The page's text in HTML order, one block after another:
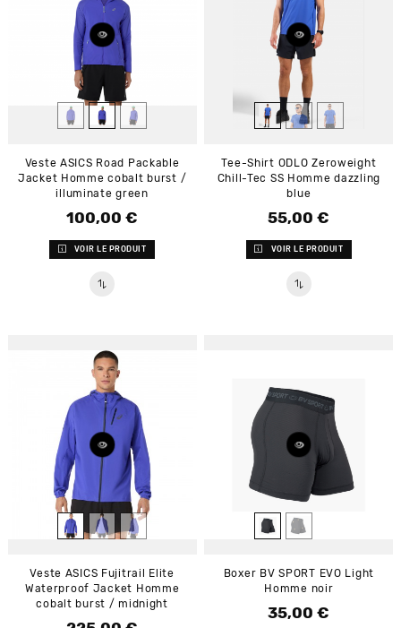
Veste ASICS Road Packable
Jacket Homme cobalt burst /
illuminate green
Prix
100,00 €
VOIR LE PRODUIT
Tee-Shirt ODLO Zeroweight
Chill-Tec SS Homme dazzling
blue
Prix
55,00 €
VOIR LE PRODUIT
Veste ASICS Fujitrail Elite
Waterproof Jacket Homme
cobalt burst / midnight
Boxer BV SPORT EVO Light
Homme noir
Prix
35,00 €